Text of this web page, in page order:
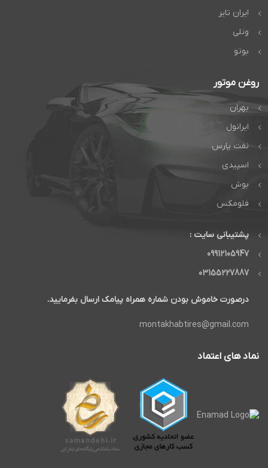
ایران تایر
ونلی
بوتو
روغن موتور
بهران
ایرانول
نفت پارس
اسپیدی
بوش
فلومکس
پشتیبانی سایت :
09912105947
03155227887
درصورت خاموش بودن شماره همراه پیامک ارسال بفرمایید.
montakhabtires@gmail.com
نماد های اعتماد